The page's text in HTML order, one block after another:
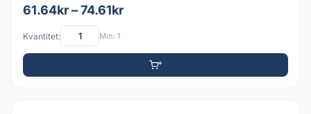
61.64kr – 74.61kr
Kvantitet: Min: 1